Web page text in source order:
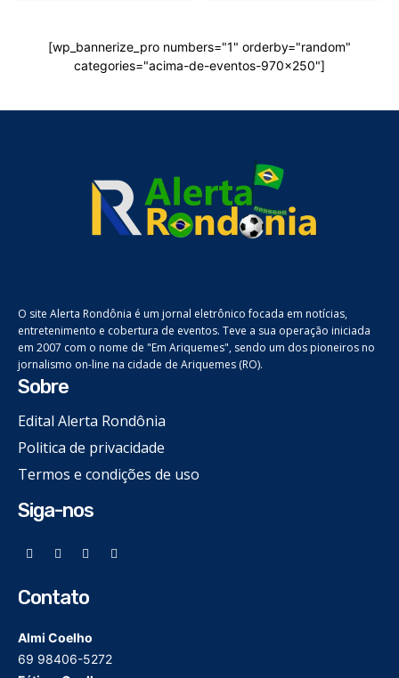
[wp_bannerize_pro numbers="1" orderby="random"
categories="acima-de-eventos-970x250"]
O site Alerta Rondônia é um jornal eletrônico focada em notícias,
entretenimento e cobertura de eventos. Teve a sua operação iniciada
em 2007 com o nome de "Em Ariquemes", sendo um dos pioneiros no
jornalismo on-line na cidade de Ariquemes (RO).
Sobre
Edital Alerta Rondônia
Politica de privacidade
Termos e condições de uso
Siga-nos
Contato
Almi Coelho
69 98406-5272